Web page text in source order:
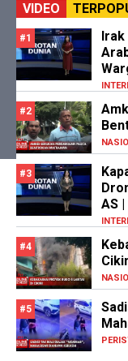
VIDEO
#1
#2
#3
AS
#4
#5